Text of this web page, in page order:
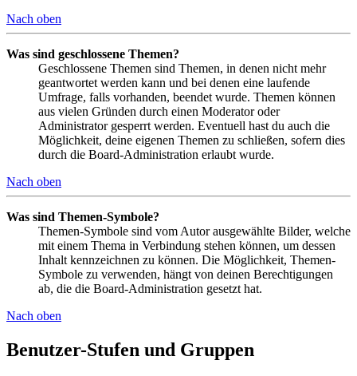
Nach oben
Was sind geschlossene Themen?
Geschlossene Themen sind Themen, in denen nicht mehr
geantwortet werden kann und bei denen eine laufende
Umfrage, falls vorhanden, beendet wurde. Themen können
aus vielen Gründen durch einen Moderator oder
Administrator gesperrt werden. Eventuell hast du auch die
Möglichkeit, deine eigenen Themen zu schließen, sofern dies
durch die Board-Administration erlaubt wurde.
Nach oben
Was sind Themen-Symbole?
Themen-Symbole sind vom Autor ausgewählte Bilder, welche
mit einem Thema in Verbindung stehen können, um dessen
Inhalt kennzeichnen zu können. Die Möglichkeit, Themen-
Symbole zu verwenden, hängt von deinen Berechtigungen
ab, die die Board-Administration gesetzt hat.
Nach oben
Benutzer-Stufen und Gruppen